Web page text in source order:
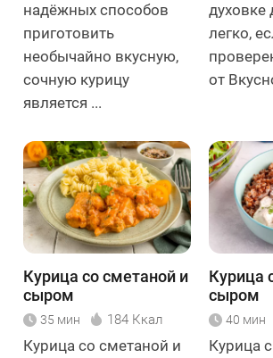
надёжных способов
приготовить
необычайно вкусную,
сочную курицу
является ...
духовке
легко,
от
Курица со сметаной и
сыром
35 мин 184 Ккал
Курица со сметаной и
Курица
сыром
40 мин
Курица